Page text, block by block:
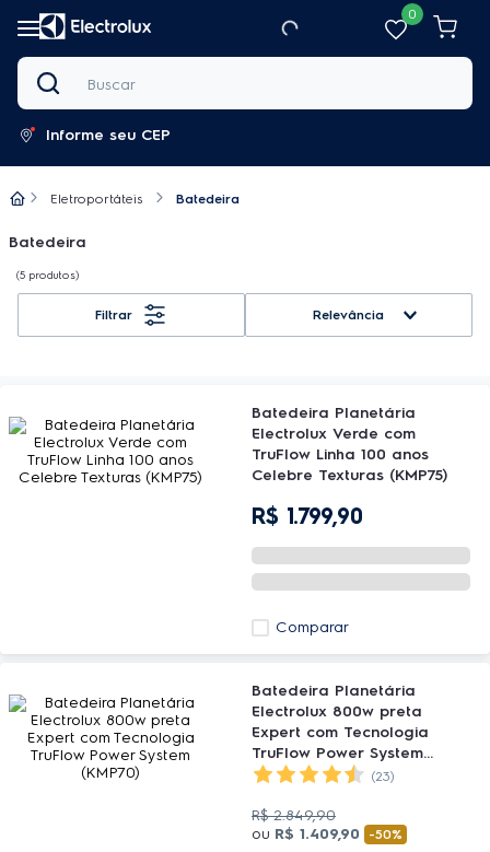
0
Buscar
Informe seu CEP
Eletroportáteis Batedeira
Batedeira
5 produtos
Relevância
Batedeira Planetária
Electrolux Verde com
TruFlow Linha 100 anos
Celebre Texturas (KMP75)
R$ 1.799,90
Comparar
Batedeira Planetária
Electrolux 800w preta
Expert com Tecnologia
TruFlow Power System
(KMP70)
(23)
R$ 2.849,90
ou R$ 1.409,90 -50%